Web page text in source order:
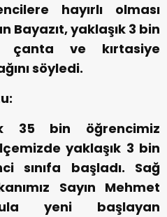
hayırlı olması
Bayazıt, yaklaşık 3 bin
çanta ve kırtasiye
söyledi.
35 bin öğrencimiz
yaklaşık 3 bin
sınıfa başladı. Sağ
Sayın Mehmet
yeni başlayan